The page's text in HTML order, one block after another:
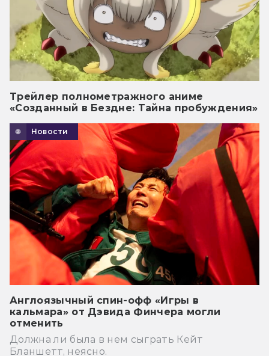
Трейлер полнометражного аниме
«Созданный в Бездне: Тайна пробуждения»
Новости
Англоязычный спин-офф «Игры в
кальмара» от Дэвида Финчера могли
отменить
Должна ли была в нем сыграть Кейт
Бланшетт, неясно.